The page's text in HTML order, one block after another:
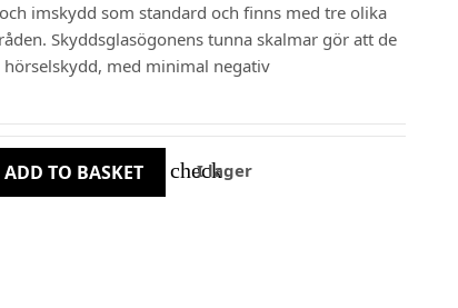
imskydd som standard och finns med tre olika
Skyddsglasögonens tunna skalmar gör att de
med minimal negativ
ADD TO BASKET check
I lager